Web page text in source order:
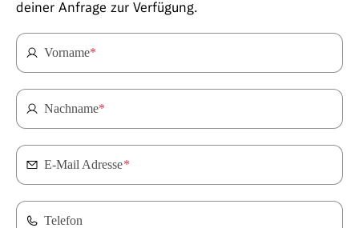
deiner Anfrage zur Verfügung.
Vorname*
Nachname*
E-Mail Adresse*
Telefon